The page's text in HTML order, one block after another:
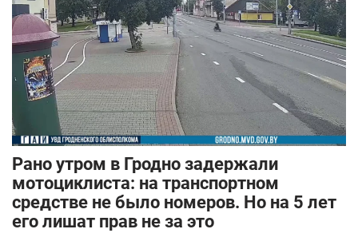
Рано утром в Гродно задержали
мотоциклиста: на транспортном
средстве не было номеров. Но на 5 лет
его лишат прав не за это